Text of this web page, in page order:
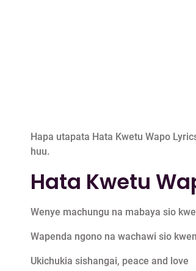
Hapa utapata Hata Kwetu Wapo
huu.
Hata Kwetu
Wenye machungu na mabaya sio
Wapenda ngono na wachawi sio
Ukichukia sishangai, peace and love